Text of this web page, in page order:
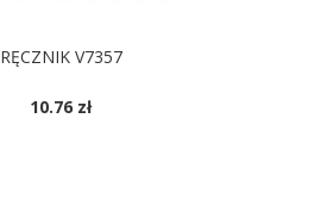
RĘCZNIK V7357
10.76 zł